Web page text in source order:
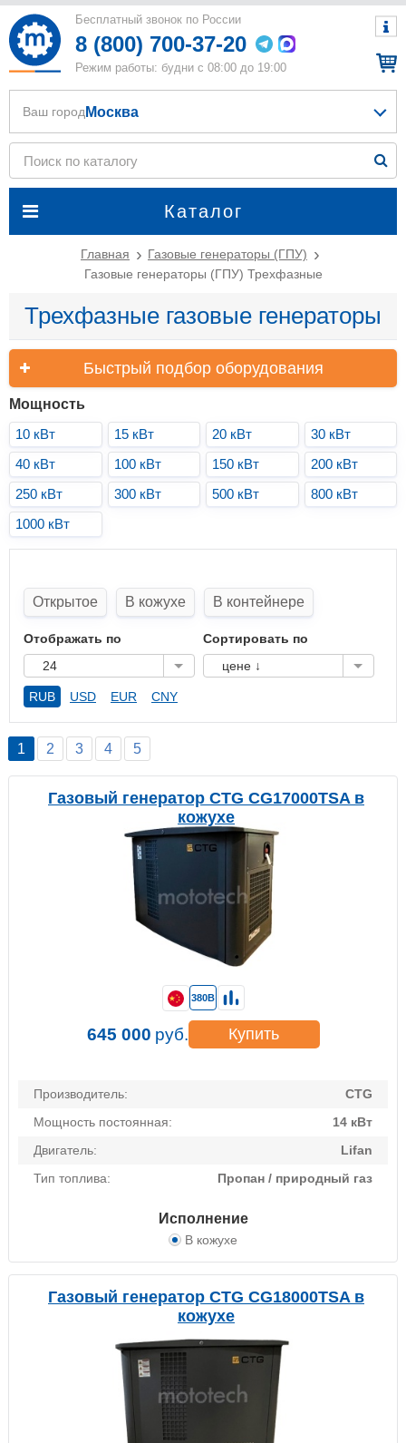
Бесплатный звонок по России
8 (800) 700-37-20
Режим работы: будни с 08:00 до 19:00
Каталог
Ваш город Москва
Главная
Газовые генераторы (ГПУ)
Газовые генераторы (ГПУ) Трехфазные
Трехфазные газовые генераторы
Быстрый подбор оборудования
Мощность
10 кВт
15 кВт 20 кВт
30 кВт
40 кВт
100 кВт 150 кВт
200 кВт
250 кВт
300 кВт 500 кВт
800 кВт
1000 кВт
Открытое В кожухе В контейнере
Отображать по
24
Сортировать по
цене ↓
RUB USD EUR CNY
1 2 3 4 5
Газовый генератор CTG CG17000TSA в
кожухе
Производитель:
CTG
Мощность постоянная:
14 кВт
Двигатель:
Lifan
Тип топлива:
Пропан / природный газ
Исполнение
В кожухе
380В
645 000 руб. Купить
Газовый генератор CTG CG18000TSA в
кожухе